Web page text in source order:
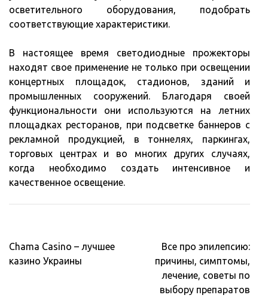
осветительного оборудования, подобрать
соответствующие характеристики.
В настоящее время светодиодные прожекторы
находят свое применение не только при освещении
концертных площадок, стадионов, зданий и
промышленных сооружений. Благодаря своей
функциональности они используются на летних
площадках ресторанов, при подсветке баннеров с
рекламной продукцией, в тоннелях, паркингах,
торговых центрах и во многих других случаях,
когда необходимо создать интенсивное и
качественное освещение.
Навигация
по
Chama Casino – лучшее
казино Украины
Все про эпилепсию:
причины, симптомы,
лечение, советы по
выбору препаратов